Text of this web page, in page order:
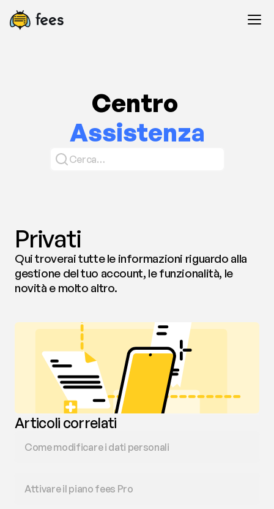
Assistenza
Cerca…
Privati
Qui troverai tutte le informazioni riguardo alla
gestione del tuo account, le funzionalità, le
novità e molto altro.
Articoli correlati
Come modificare i dati personali
Attivare il piano fees Pro